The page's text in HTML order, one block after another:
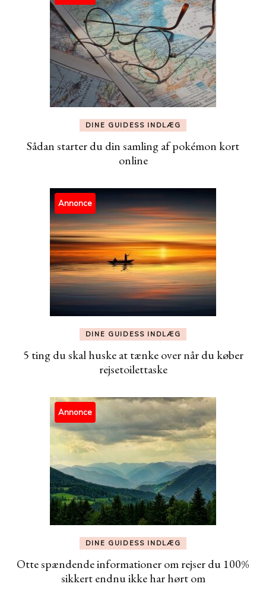
DINE GUIDESS INDLÆG
Sådan starter du din samling af pokémon kort
online
Annonce
DINE GUIDESS INDLÆG
5 ting du skal huske at tænke over når du køber
rejsetoilettaske
Annonce
DINE GUIDESS INDLÆG
Otte spændende informationer om rejser du 100%
sikkert endnu ikke har hørt om